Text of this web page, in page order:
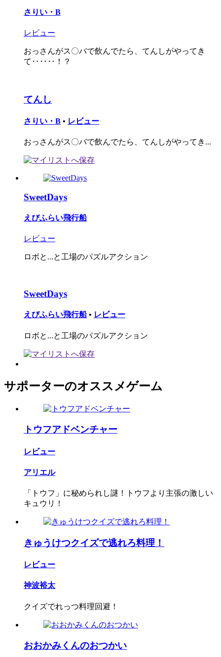
さりい・B
レビュー
おっさんがス〇バで飲んでたら、てんしがやってき
て‥‥‥！？
てんし
さりい・B • レビュー
おっさんがス〇バで飲んでたら、てんしがやってき...
SweetDays
えびふらい飛行船
レビュー
ロボと...と工場のパズルアクション
SweetDays
えびふらい飛行船 • レビュー
ロボと...と工場のパズルアクション
サポーターのオススメゲーム
トウフアドベンチャー
レビュー
アリエル
「トウフ」に秘められし謎！トウフより主張の激しい
キュウリ！
きゅうけつクイズで逃れろ料理！
レビュー
神波裕太
クイズでれっつ料理回避！
おおかみくんのおつかい